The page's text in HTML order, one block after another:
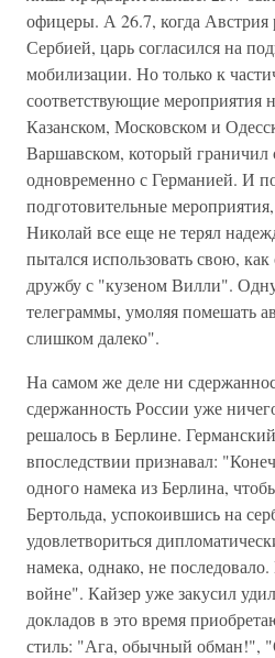
офицеры. А 26.7, когда Австрия
Сербией, царь согласился на
мобилизации. Но только к
соответствующие мероприятия
Казанском, Московском и
Варшавском, который
одновременно с Германией. И
подготовительные
Николай все еще не терял
пытался использовать свою,
дружбу с "кузеном Вилли".
телеграммы, умоляя помешать
слишком далеко".
На самом же деле ни
сдержанность России уже
решалось в Берлине.
впоследствии признавал:
одного намека из Берлина,
Бертольда, успокоившись на
удовлетвориться
намека, однако, не
войне". Кайзер уже закусил
докладов в это время
стиль: "Ага, обычный